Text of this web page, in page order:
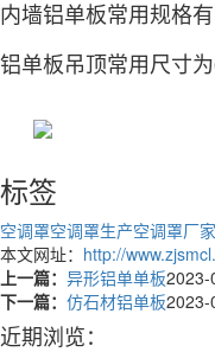
内墙铝单板常用规格有
铝单板吊顶常用尺寸为
标签
空调罩空调罩生产空调罩厂家
本文网址： http://
上一篇： 异形铝单单板2023-
下一篇： 仿石材铝单板2023-
近期浏览：